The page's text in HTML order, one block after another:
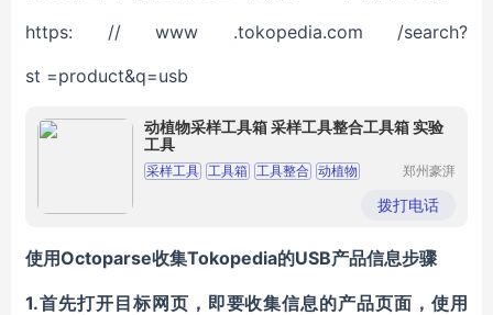
https: // www .tokopedia.com /search?
st =product&q=usb
动植物采样工具箱 采样工具整合工具箱 实验
工具
采样工具 工具箱 工具整合 动植物
郑州豪湃
有限公司
拨打电话
使用Octoparse收集Tokopedia的USB产品信息步骤
1.首先打开目标网页，即要收集信息的产品页面，使用